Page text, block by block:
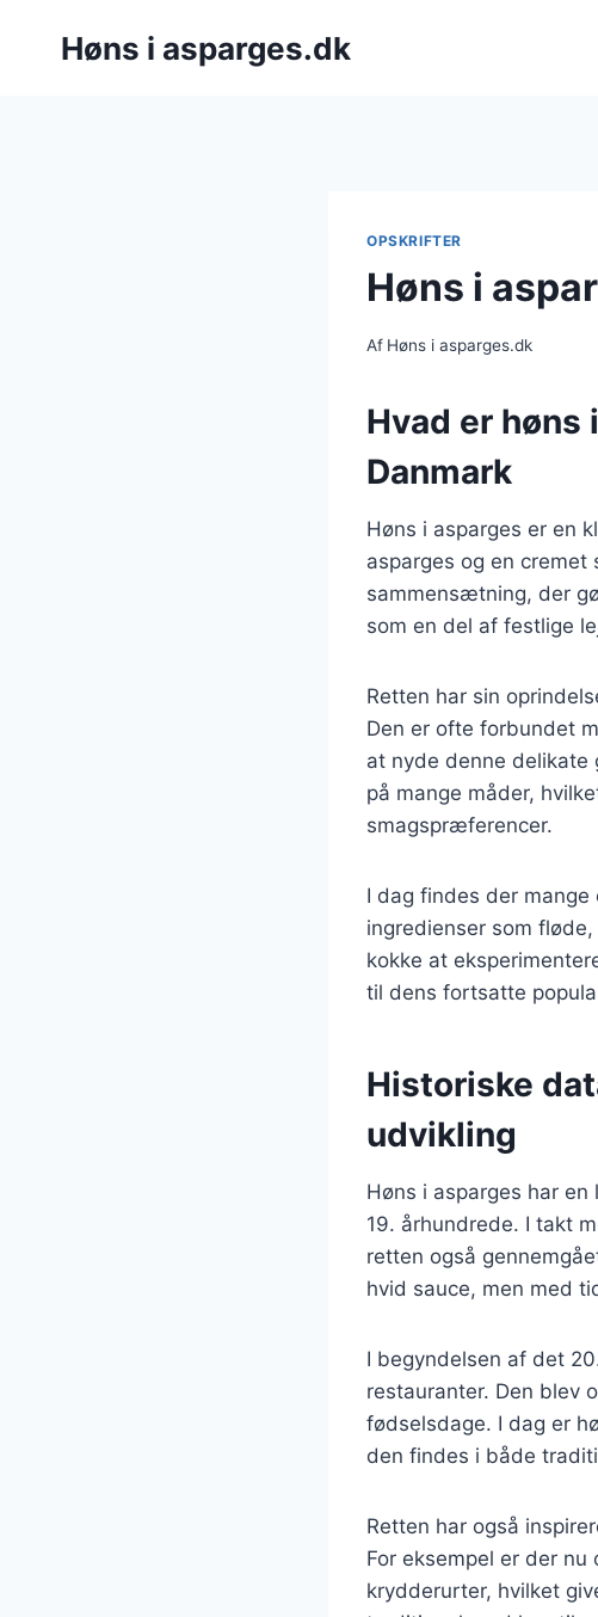
Høns i asparges.dk
OPSKRIFTER
Høns i
Af Høns i asparges.dk
Hvad er høns
Danmark
Høns i asparges er en
asparges og en cremet
sammensætning, der
som en del af festlige
Retten har sin
Den er ofte forbundet
at nyde denne delikate
på mange måder,
smagspræferencer.
I dag findes der
ingredienser som
kokke at
til dens fortsatte
Historiske
udvikling
Høns i asparges har
19. århundrede. I takt
retten også
hvid sauce, men med
I begyndelsen af det
restauranter. Den blev
fødselsdage. I dag er
den findes i både
Retten har også
For eksempel er der
krydderurter, hvilket